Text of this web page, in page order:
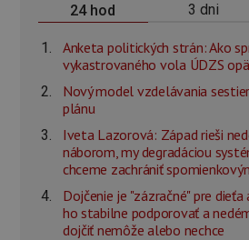
24 hod 3 dni
Anketa politických strán: Ako
vykastrovaného vola ÚDZS
Nový model vzdelávania
plánu
Iveta Lazorová: Západ rieši
náborom, my degradáciou
chceme zachrániť
Dojčenie je "zázračné" pre
ho stabilne podporovať a
dojčiť nemôže alebo nechce